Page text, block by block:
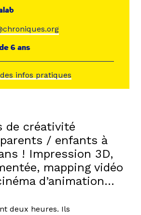
6 ans
infos pratiques
de créativité
/ enfants à
! Impression 3D,
mapping vidéo
d’animation…
deux heures. Ils